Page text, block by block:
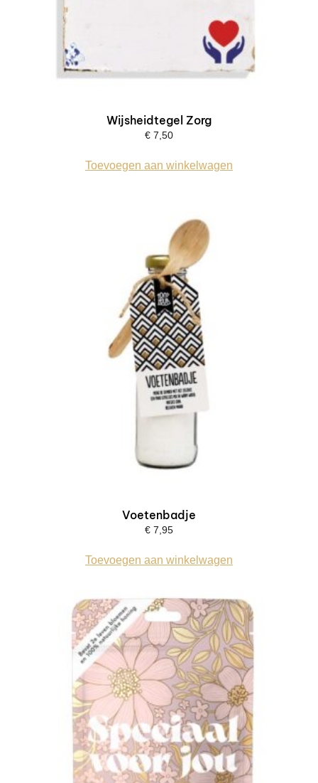
Wijsheidtegel Zorg
€ 7,50
Toevoegen aan winkelwagen
Voetenbadje
€ 7,95
Toevoegen aan winkelwagen